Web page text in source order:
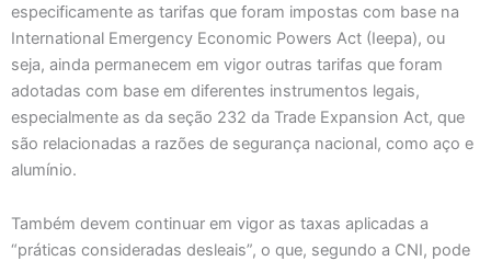
especificamente as tarifas que foram impostas com base na
International Emergency Economic Powers Act (Ieepa), ou
seja, ainda permanecem em vigor outras tarifas que foram
adotadas com base em diferentes instrumentos legais,
especialmente as da seção 232 da Trade Expansion Act, que
são relacionadas a razões de segurança nacional, como aço e
alumínio.
Também devem continuar em vigor as taxas aplicadas a
“práticas consideradas desleais”, o que, segundo a CNI, pode